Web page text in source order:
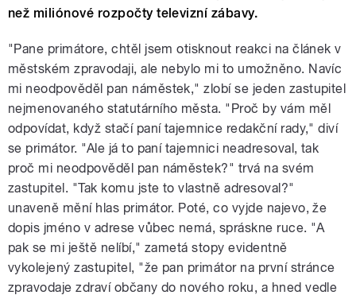
než miliónové rozpočty televizní zábavy.
"Pane primátore, chtěl jsem otisknout reakci na článek v
městském zpravodaji, ale nebylo mi to umožněno. Navíc
mi neodpověděl pan náměstek," zlobí se jeden zastupitel
nejmenovaného statutárního města. "Proč by vám měl
odpovídat, když stačí paní tajemnice redakční rady," diví
se primátor. "Ale já to paní tajemnici neadresoval, tak
proč mi neodpověděl pan náměstek?" trvá na svém
zastupitel. "Tak komu jste to vlastně adresoval?"
unaveně mění hlas primátor. Poté, co vyjde najevo, že
dopis jméno v adrese vůbec nemá, spráskne ruce. "A
pak se mi ještě nelíbí," zametá stopy evidentně
vykolejený zastupitel, "že pan primátor na první stránce
zpravodaje zdraví občany do nového roku, a hned vedle